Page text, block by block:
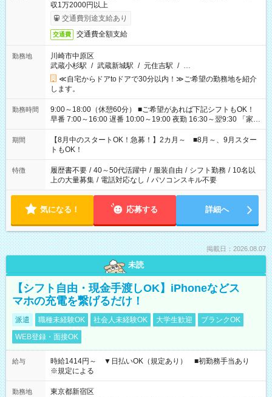
収1万2000円以上
交通費別途支給あり
交通費 交通費全額支給
勤務地
川崎市中原区
武蔵小杉駅 / 武蔵新城駅 / 元住吉駅 / …
≪自宅からドアtoドアで30分以内！≫ご希望の勤務地を紹介
します。
勤務時間
9:00～18:00（休憩60分） ■ご希望があれば下記シフトもOK！
早番 7:00～16:00 遅番 10:00～19:00 夜勤 16:30～翌9:30 「家族
と休みを合わせたい」 「余裕を持って夕飯の準備がしたい」
「できれば残業はしたくない」 など、ご希望を教えてください
ね。 ※Wワーク希望の方へ 今ご覧のお仕事で希望する勤務時間
と、もう1つのお仕事の勤務時間。 合計で週40時間を超える場
合は応募できません。
期間
【8月中のスタートOK！急募！】2カ月～ ■8月～、9月スター
トもOK！
特徴 履歴書不要 / 40～50代活躍中 / 服装自由 / シフト勤務 / 10名以
上の大量募集 / 電話対応なし / パソコンスキル不要
気になる！ 応募する 詳細へ
掲載日：2026.08.07
未読
【シフト自由・現金手渡しOK】iPhoneなどス
マホの充電を繋げるだけ！
派遣 職種未経験OK 社会人未経験OK 大学生歓迎
ブランクOK
WEB登録・面接OK
給与
時給1414円～ ▼日払いOK（規定あり） ■初勤務手当あり
※規定による
勤務地
東京都新宿区